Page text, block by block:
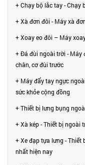
+ Chạy bộ lắc tay - Chạy
+ Xà đơn đôi - Máy xà
+ Xoay eo đôi – Máy
+ Đá đùi ngoài trời - Máy
chân, cơ đùi trước
+ Máy đẩy tay ngực
sức khỏe cộng đồng
+ Thiết bị lưng bụng
+ Xà kép - Thiết bị ngoài
+ Xe đạp tựa lưng -
nhất hiện nay